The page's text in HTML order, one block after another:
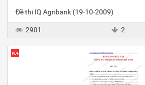
Đề thi IQ Agribank (19-10-2009)
2901 2